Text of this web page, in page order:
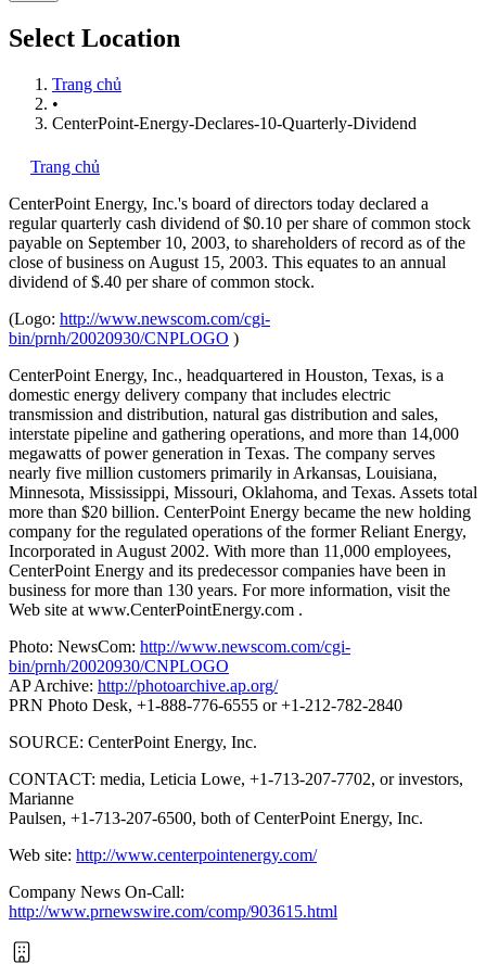
Select Location
Trang chủ
•
CenterPoint-Energy-Declares-10-Quarterly-Dividend
Trang chủ
CenterPoint Energy, Inc.'s board of directors today declared a
regular quarterly cash dividend of $0.10 per share of common stock
payable on September 10, 2003, to shareholders of record as of the
close of business on August 15, 2003. This equates to an annual
dividend of $.40 per share of common stock.
(Logo: http://www.newscom.com/cgi-
bin/prnh/20020930/CNPLOGO )
CenterPoint Energy, Inc., headquartered in Houston, Texas, is a
domestic energy delivery company that includes electric
transmission and distribution, natural gas distribution and sales,
interstate pipeline and gathering operations, and more than 14,000
megawatts of power generation in Texas. The company serves
nearly five million customers primarily in Arkansas, Louisiana,
Minnesota, Mississippi, Missouri, Oklahoma, and Texas. Assets total
more than $20 billion. CenterPoint Energy became the new holding
company for the regulated operations of the former Reliant Energy,
Incorporated in August 2002. With more than 11,000 employees,
CenterPoint Energy and its predecessor companies have been in
business for more than 130 years. For more information, visit the
Web site at www.CenterPointEnergy.com .
Photo: NewsCom: http://www.newscom.com/cgi-
bin/prnh/20020930/CNPLOGO
AP Archive: http://photoarchive.ap.org/
PRN Photo Desk, +1-888-776-6555 or +1-212-782-2840
SOURCE: CenterPoint Energy, Inc.
CONTACT: media, Leticia Lowe, +1-713-207-7702, or investors,
Marianne
Paulsen, +1-713-207-6500, both of CenterPoint Energy, Inc.
Web site: http://www.centerpointenergy.com/
Company News On-Call:
http://www.prnewswire.com/comp/903615.html